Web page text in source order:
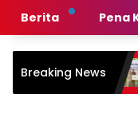
Berita Pena
Breaking NewsPT
Juta